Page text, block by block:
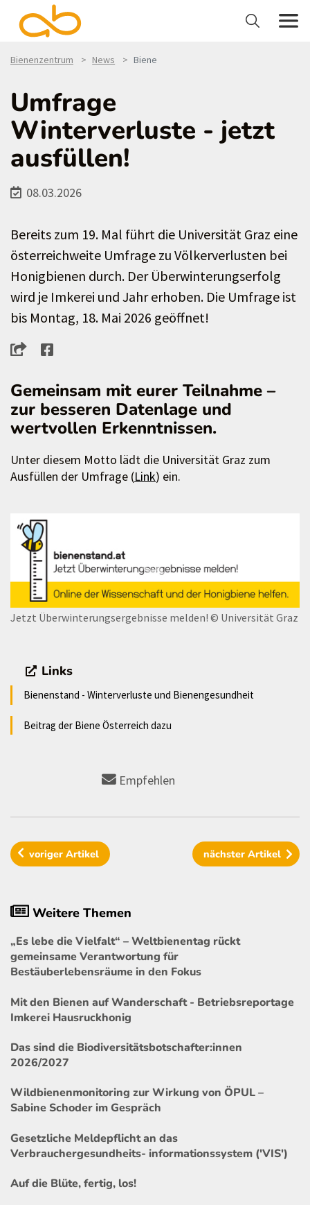
Bienenzentrum News Biene
Umfrage
Winterverluste - jetzt
ausfüllen!
08.03.2026
Bereits zum 19. Mal führt die Universität Graz eine
österreichweite Umfrage zu Völkerverlusten bei
Honigbienen durch. Der Überwinterungserfolg
wird je Imkerei und Jahr erhoben. Die Umfrage ist
bis Montag, 18. Mai 2026 geöffnet!
Gemeinsam mit eurer Teilnahme –
zur besseren Datenlage und
wertvollen Erkenntnissen.
Unter diesem Motto lädt die Universität Graz zum
Ausfüllen der Umfrage (Link) ein.
Jetzt Überwinterungsergebnisse melden! © Universität Graz
Links
Bienenstand - Winterverluste und Bienengesundheit
Beitrag der Biene Österreich dazu
Empfehlen
vorigerArtikel nächster Artikel
Weitere Themen
„Es lebe die Vielfalt“ – Weltbienentag rückt
gemeinsame Verantwortung für
Bestäuberlebensräume in den Fokus
Mit den Bienen auf Wanderschaft - Betriebsreportage
Imkerei Hausruckhonig
Das sind die Biodiversitätsbotschafter:innen
2026/2027
Wildbienenmonitoring zur Wirkung von ÖPUL –
Sabine Schoder im Gespräch
Gesetzliche Meldepflicht an das
Verbrauchergesundheits- informationssystem ('VIS')
Auf die Blüte, fertig, los!